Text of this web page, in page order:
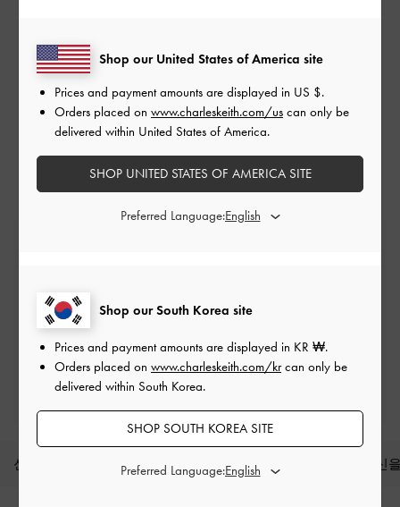
귀하의 접수된 문의 사항에 대한 내용과 접수된 서
류는 반환되지 않습니다. CHARLES & KEITH에 대한
귀하의 관심에 감사 드립니다.
반품 및 교환
배송 후 7일 이내
프리빌리지 멤버십 자격 조건
신상품 백 지갑 당신
Shop our South Korea site
Prices and payment amounts are displayed in KR ₩.
Orders placed on www.charleskeith.com/krcan only be
delivered within South Korea.
SHOP SOUTH KOREA SITE
Preferred Language:
Shop our United States of America site
Prices and payment amounts are displayed in US $.
Orders placed on www.charleskeith.com/us can only be
delivered within United States of America.
SHOP UNITED STATES OF AMERICA SITE
Preferred Language: